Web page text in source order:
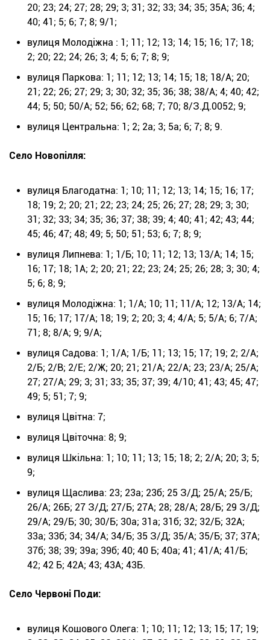
20; 23; 24; 27; 28; 29; 3; 31; 32; 33; 34; 35; 35А; 36; 4;
40; 41; 5; 6; 7; 8; 9/1;
вулиця Молодіжна : 1; 11; 12; 13; 14; 15; 16; 17; 18;
2; 20; 22; 24; 26; 3; 4; 5; 6; 7; 8; 9;
вулиця Паркова: 1; 11; 12; 13; 14; 15; 18; 18/А; 20;
21; 22; 26; 27; 29; 3; 30; 32; 35; 36; 38; 38/А; 4; 40; 42;
44; 5; 50; 50/А; 52; 56; 62; 68; 7; 70; 8/З.Д.0052; 9;
вулиця Центральна: 1; 2; 2а; 3; 5а; 6; 7; 8; 9.
Село Новопілля:
вулиця Благодатна: 1; 10; 11; 12; 13; 14; 15; 16; 17;
18; 19; 2; 20; 21; 22; 23; 24; 25; 26; 27; 28; 29; 3; 30;
31; 32; 33; 34; 35; 36; 37; 38; 39; 4; 40; 41; 42; 43; 44;
45; 46; 47; 48; 49; 5; 50; 51; 53; 6; 7; 8; 9;
вулиця Липнева: 1; 1/Б; 10; 11; 12; 13; 13/А; 14; 15;
16; 17; 18; 1А; 2; 20; 21; 22; 23; 24; 25; 26; 28; 3; 30; 4;
5; 6; 8; 9;
вулиця Молодіжна: 1; 1/А; 10; 11; 11/А; 12; 13/А; 14;
15; 16; 17; 17/А; 18; 19; 2; 20; 3; 4; 4/А; 5; 5/А; 6; 7/А;
71; 8; 8/А; 9; 9/А;
вулиця Садова: 1; 1/А; 1/Б; 11; 13; 15; 17; 19; 2; 2/А;
2/Б; 2/В; 2/Е; 2/Ж; 20; 21; 21/А; 22/А; 23; 23/А; 25/А;
27; 27/А; 29; 3; 31; 33; 35; 37; 39; 4/10; 41; 43; 45; 47;
49; 5; 51; 7; 9;
вулиця Цвітна: 7;
вулиця Цвіточна: 8; 9;
вулиця Шкільна: 1; 10; 11; 13; 15; 18; 2; 2/А; 20; 3; 5;
9;
вулиця Щаслива: 23; 23а; 23б; 25 З/Д; 25/А; 25/Б;
26/А; 26Б; 27 З/Д; 27/Б; 27А; 28; 28/А; 28/Б; 29 З/Д;
29/А; 29/Б; 30; 30/Б; 30а; 31а; 31б; 32; 32/Б; 32А;
33а; 33б; 34; 34/А; 34/Б; 35 З/Д; 35/А; 35/Б; 37; 37А;
37б; 38; 39; 39а; 39б; 40; 40 Б; 40а; 41; 41/А; 41/Б;
42; 42 Б; 42А; 43; 43А; 43Б.
Село Червоні Поди:
вулиця Кошового Олега: 1; 10; 11; 12; 13; 15; 17; 19;